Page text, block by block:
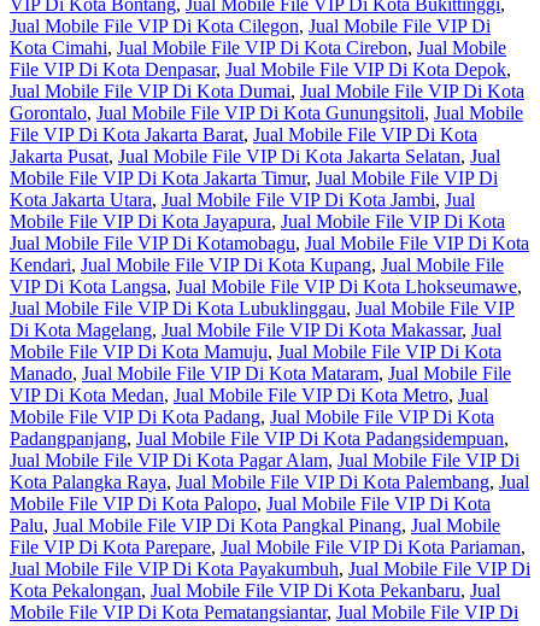
Jual Mobile File VIP Di Kota Cilegon, Jual Mobile File VIP Di
Kota Cimahi, Jual Mobile File VIP Di Kota Cirebon, Jual Mobile
File VIP Di Kota Denpasar, Jual Mobile File VIP Di Kota Depok,
Jual Mobile File VIP Di Kota Dumai, Jual Mobile File VIP Di Kota
Gorontalo, Jual Mobile File VIP Di Kota Gunungsitoli, Jual Mobile
File VIP Di Kota Jakarta Barat, Jual Mobile File VIP Di Kota
Jakarta Pusat, Jual Mobile File VIP Di Kota Jakarta Selatan, Jual
Mobile File VIP Di Kota Jakarta Timur, Jual Mobile File VIP Di
Kota Jakarta Utara, Jual Mobile File VIP Di Kota Jambi, Jual
Mobile File VIP Di Kota Jayapura, Jual Mobile File VIP Di Kota
Jual Mobile File VIP Di Kotamobagu, Jual Mobile File VIP Di Kota
Kendari, Jual Mobile File VIP Di Kota Kupang, Jual Mobile File
VIP Di Kota Langsa, Jual Mobile File VIP Di Kota Lhokseumawe,
Jual Mobile File VIP Di Kota Lubuklinggau, Jual Mobile File VIP
Di Kota Magelang, Jual Mobile File VIP Di Kota Makassar, Jual
Mobile File VIP Di Kota Mamuju, Jual Mobile File VIP Di Kota
Manado, Jual Mobile File VIP Di Kota Mataram, Jual Mobile File
VIP Di Kota Medan, Jual Mobile File VIP Di Kota Metro, Jual
Mobile File VIP Di Kota Padang, Jual Mobile File VIP Di Kota
Padangpanjang, Jual Mobile File VIP Di Kota Padangsidempuan,
Jual Mobile File VIP Di Kota Pagar Alam, Jual Mobile File VIP Di
Kota Palangka Raya, Jual Mobile File VIP Di Kota Palembang, Jual
Mobile File VIP Di Kota Palopo, Jual Mobile File VIP Di Kota
Palu, Jual Mobile File VIP Di Kota Pangkal Pinang, Jual Mobile
File VIP Di Kota Parepare, Jual Mobile File VIP Di Kota Pariaman,
Jual Mobile File VIP Di Kota Payakumbuh, Jual Mobile File VIP Di
Kota Pekalongan, Jual Mobile File VIP Di Kota Pekanbaru, Jual
Mobile File VIP Di Kota Pematangsiantar, Jual Mobile File VIP Di